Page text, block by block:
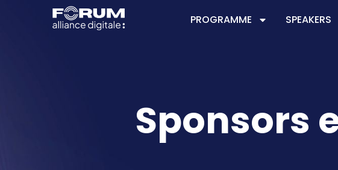
PROGRAMME SPEAKERS
Sponsors